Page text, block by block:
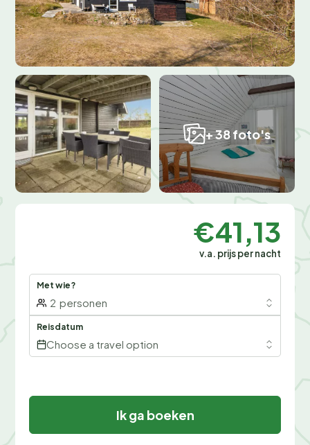
+ 38 foto's
€41,13
v.a. prijs per nacht
Met wie?
2 personen
Reisdatum
Choose a travel option
Ik ga boeken